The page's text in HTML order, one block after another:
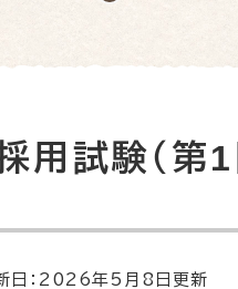
試験（第
日：2026年5月8日更新